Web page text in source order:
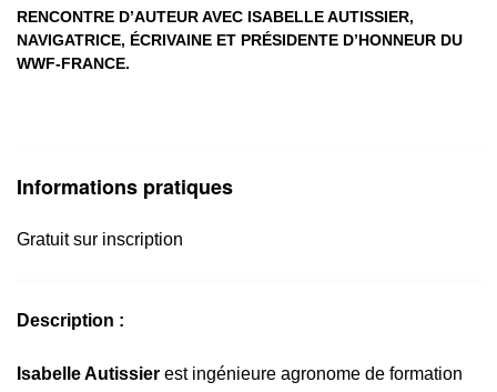
RENCONTRE D’AUTEUR AVEC ISABELLE AUTISSIER,
NAVIGATRICE, ÉCRIVAINE ET PRÉSIDENTE D’HONNEUR DU
WWF-FRANCE.
Informations pratiques
Gratuit sur inscription
Description :
Isabelle Autissier est ingénieure agronome de formation